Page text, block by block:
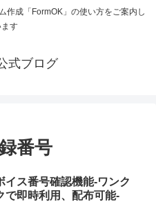
作成「FormOK」の使い方をご案内し
す
式ブログ
番号
イス番号確認機能-ワンク
で即時利用、配布可能-